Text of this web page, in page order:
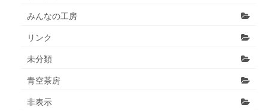
みんなの工房
リンク
未分類
青空茶房
非表示